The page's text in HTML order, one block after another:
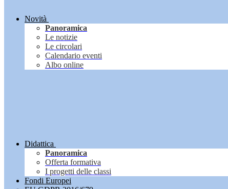
Novità
Panoramica
Le notizie
Le circolari
Calendario eventi
Albo online
Didattica
Panoramica
Offerta formativa
I progetti delle classi
Fondi Europei